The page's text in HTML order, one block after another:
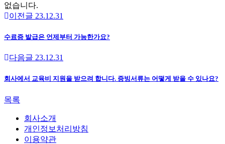
없습니다.
이전글 23.12.31
수료증 발급은 언제부터 가능한가요?
다음글 23.12.31
회사에서 교육비 지원을 받으려 합니다. 증빙서류는 어떻게 받을 수 있나요?
목록
회사소개
개인정보처리방침
이용약관